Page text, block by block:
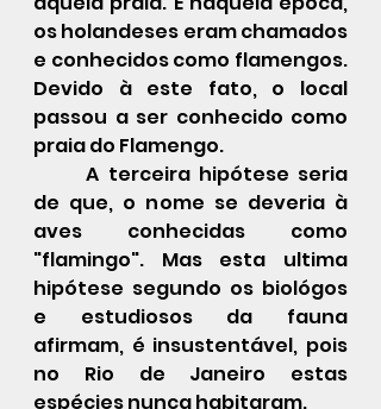
os holandeses eram chamados
e conhecidos como flamengos.
Devido à este fato, o local
passou a ser conhecido como
praia do Flamengo.
	A terceira hipótese seria
de que, o nome se deveria à
aves conhecidas como
"flamingo". Mas esta ultima
hipótese segundo os biológos
e estudiosos da fauna
afirmam, é insustentável, pois
no Rio de Janeiro estas
espécies nunca habitaram.